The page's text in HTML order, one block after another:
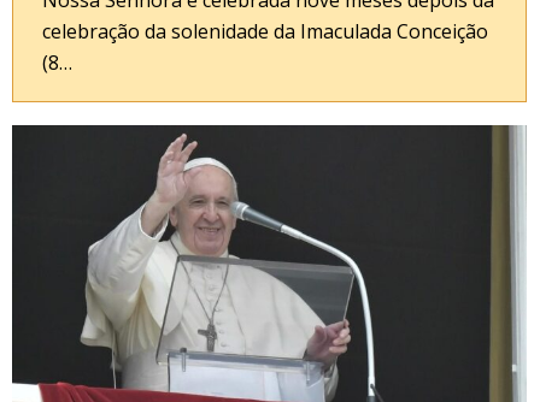
celebração da solenidade da Imaculada Conceição
(8…